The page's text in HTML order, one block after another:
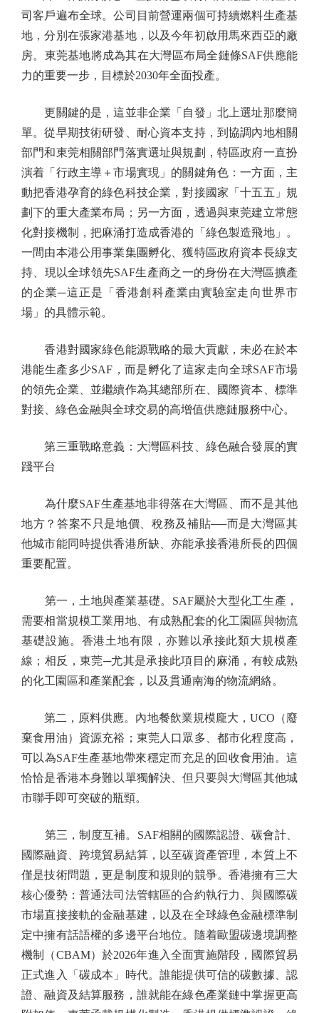
司客戶遍布全球。公司目前營運兩個可持續燃料生產基
地，分別在張家港基地，以及今年初啟用馬來西亞的廠
房。東莞基地將成為其在大灣區布局全鏈條SAF供應能
力的重要一步，目標於2030年全面投產。
更關鍵的是，這並非企業「自發」北上選址那麼簡
單。從早期技術研發、耐心資本支持，到協調內地相關
部門和東莞相關部門落實選址與規劃，特區政府一直扮
演着「行政主導＋市場實現」的關鍵角色：一方面，主
動把香港孕育的綠色科技企業，對接國家「十五五」規
劃下的重大產業布局；另一方面，透過與東莞建立常態
化對接機制，把麻涌打造成香港的「綠色製造飛地」。
一間由本港公用事業集團孵化、獲特區政府資本長線支
持、現以全球領先SAF生產商之一的身份在大灣區擴產
的企業─這正是「香港創科產業由實驗室走向世界市
場」的具體示範。
香港對國家綠色能源戰略的最大貢獻，未必在於本
港能生產多少SAF，而是孵化了這家走向全球SAF市場
的領先企業、並繼續作為其總部所在、國際資本、標準
對接、綠色金融與全球交易的高增值供應鏈服務中心。
第三重戰略意義：大灣區科技、綠色融合發展的實
踐平台
為什麼SAF生產基地非得落在大灣區、而不是其他
地方？答案不只是地價、稅務及補貼──而是大灣區其
他城市能同時提供香港所缺、亦能承接香港所長的四個
重要配置。
第一，土地與產業基礎。SAF屬於大型化工生產，
需要相當規模工業用地、有成熟配套的化工園區與物流
基礎設施。香港土地有限，亦難以承接此類大規模產
線；相反，東莞─尤其是承接此項目的麻涌，有較成熟
的化工園區和產業配套，以及貫通南海的物流網絡。
第二，原料供應。內地餐飲業規模龐大，UCO（廢
棄食用油）資源充裕；東莞人口眾多、都市化程度高，
可以為SAF生產基地帶來穩定而充足的回收食用油。這
恰恰是香港本身難以單獨解決、但只要與大灣區其他城
市聯手即可突破的瓶頸。
第三，制度互補。SAF相關的國際認證、碳會計、
國際融資、跨境貿易結算，以至碳資產管理，本質上不
僅是技術問題，更是制度和規則的競爭。香港擁有三大
核心優勢：普通法司法管轄區的合約執行力、與國際碳
市場直接接軌的金融基建，以及在全球綠色金融標準制
定中擁有話語權的多邊平台地位。隨着歐盟碳邊境調整
機制（CBAM）於2026年進入全面實施階段，國際貿易
正式進入「碳成本」時代。誰能提供可信的碳數據、認
證、融資及結算服務，誰就能在綠色產業鏈中掌握更高